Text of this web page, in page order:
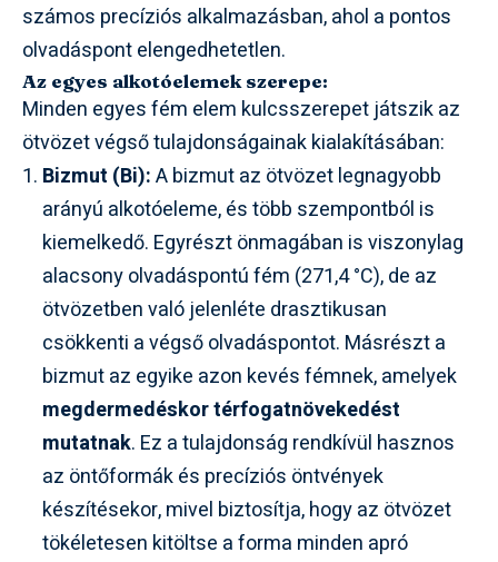
számos precíziós alkalmazásban, ahol a pontos
olvadáspont elengedhetetlen.
Az egyes alkotóelemek szerepe:
Minden egyes fém elem kulcsszerepet játszik az
ötvözet végső tulajdonságainak kialakításában:
Bizmut (Bi):A bizmut az ötvözet legnagyobb
arányú alkotóeleme, és több szempontból is
kiemelkedő. Egyrészt önmagában is viszonylag
alacsony olvadáspontú fém (271,4 °C), de az
ötvözetben való jelenléte drasztikusan
csökkenti a végső olvadáspontot. Másrészt a
bizmut az egyike azon kevés fémnek, amelyek
megdermedéskor térfogatnövekedést
mutatnak. Ez a tulajdonság rendkívül hasznos
az öntőformák és precíziós öntvények
készítésekor, mivel biztosítja, hogy az ötvözet
tökéletesen kitöltse a forma minden apró